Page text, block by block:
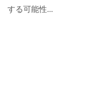
する可能性...